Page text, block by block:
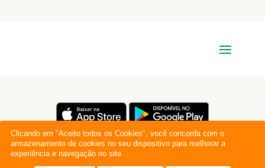
Clicando em "Aceito todos os Cookies", você concorda com o
armazenamento de cookies no seu dispositivo para melhorar a
experiência e navegação no site.